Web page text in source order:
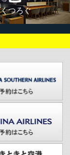
くつろぐ